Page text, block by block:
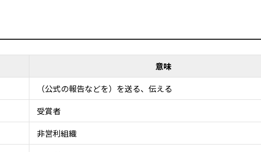
意味
（公式の報告などを）を送る、伝える
受賞者
非営利組織